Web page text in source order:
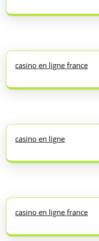
casino en ligne france
casino en ligne
casino en ligne france